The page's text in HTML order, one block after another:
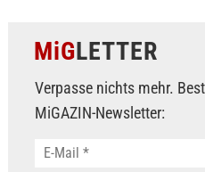
MiGLETTER
Verpasse nichts mehr.
MiGAZIN-Newsletter: